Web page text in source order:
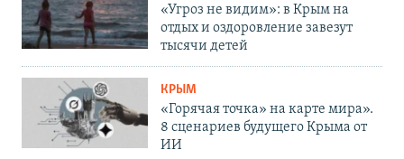
«Угроз не видим»: в Крым на
отдых и оздоровление завезут
тысячи детей
КРЫМ
«Горячая точка» на карте мира».
8 сценариев будущего Крыма от
ИИ